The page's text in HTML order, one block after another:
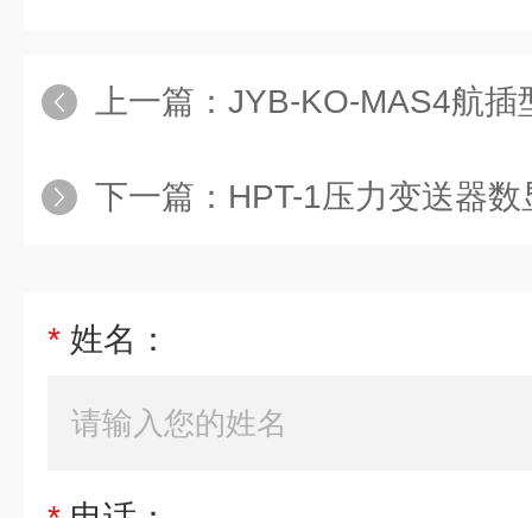
上一篇： JYB-KO-MAS4航插型
下一篇： HPT-1压力变送器数
* 姓名：